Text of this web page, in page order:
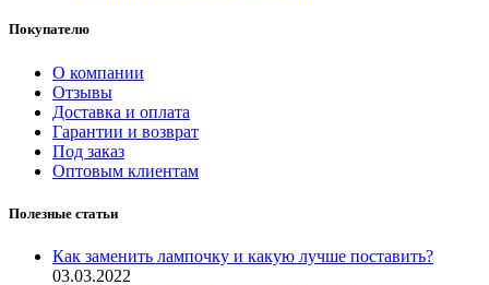
Покупателю
О компании
Отзывы
Доставка и оплата
Гарантии и возврат
Под заказ
Оптовым клиентам
Полезные статьи
Как заменить лампочку и какую лучше поставить?
03.03.2022